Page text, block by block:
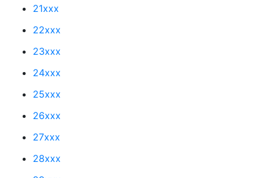
21xxx
22xxx
23xxx
24xxx
25xxx
26xxx
27xxx
28xxx